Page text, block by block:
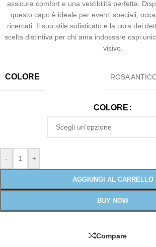
assicura comfort e una vestibilità perfetta.
questo capo è ideale per eventi speciali,
ricercati. Il suo stile sofisticato e la cura dei
scelta distintiva per chi ama indossare capi
visivo.
COLORE ROSA
COLORE
- +
AGGIUNGI AL CARRELLO
BUY NOW
Compare